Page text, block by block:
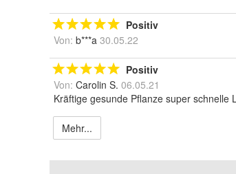
Positiv
Von: b***a 30.05.22
Positiv
Von: Carolin S. 06.05.21
Kräftige gesunde Pflanze super schnelle
Mehr...